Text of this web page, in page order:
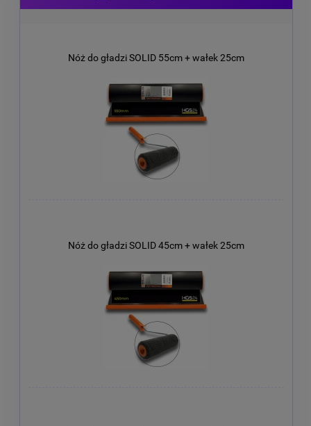
Nóż do gładzi SOLID 55cm + wałek 25cm
Nóż do gładzi SOLID 45cm + wałek 25cm